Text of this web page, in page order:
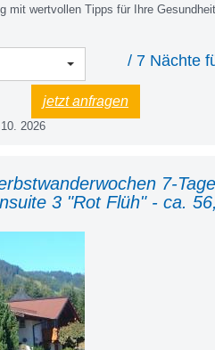
mit wertvollen Tipps für Ihre
und Liegewiese mit
Rodel und Rutschteller, Fahrräder
kleine Bibliothek, W-LAN im
Saunatücher, attraktive
und Museumsführung, 2 x
für Ihre GESUNDHEIT: Belebtes
/ 7 Nächte
jetzt anfragen
2026
7-
3 "Rot Flüh" - ca.